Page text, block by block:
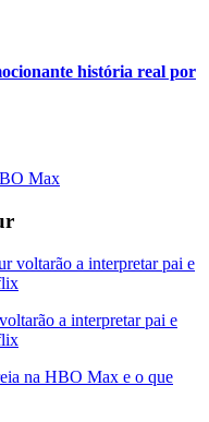
história real por
Max
a interpretar pai e